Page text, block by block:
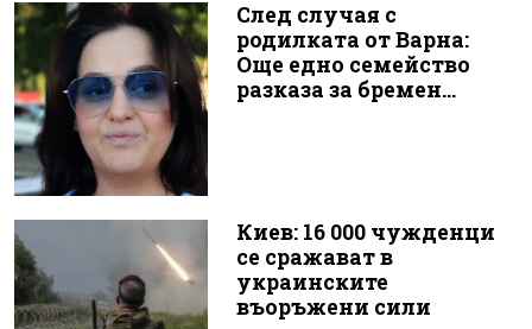
След случая с
родилката от Варна:
Още едно семейство
разказа за бремен...
Киев: 16 000 чужденци
се сражават в
украинските
въоръжени сили